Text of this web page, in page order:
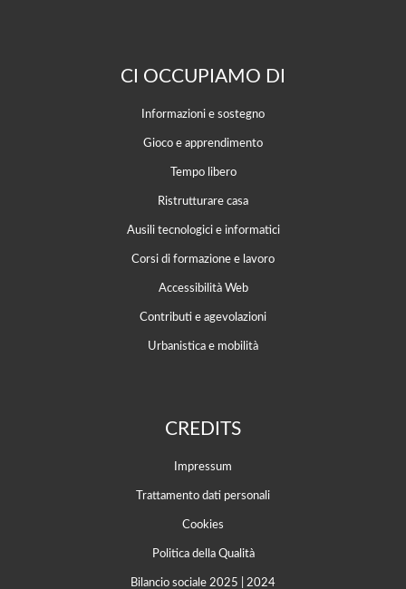
CI OCCUPIAMO DI
Informazioni e sostegno
Gioco e apprendimento
Tempo libero
Ristrutturare casa
Ausili tecnologici e informatici
Corsi di formazione e lavoro
Accessibilità Web
Contributi e agevolazioni
Urbanistica e mobilità
CREDITS
Impressum
Trattamento dati personali
Cookies
Politica della Qualità
Bilancio sociale 2025 2024